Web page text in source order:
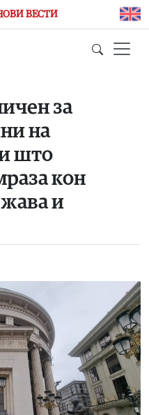
ВЕСТИ
за
на
што
кон
и